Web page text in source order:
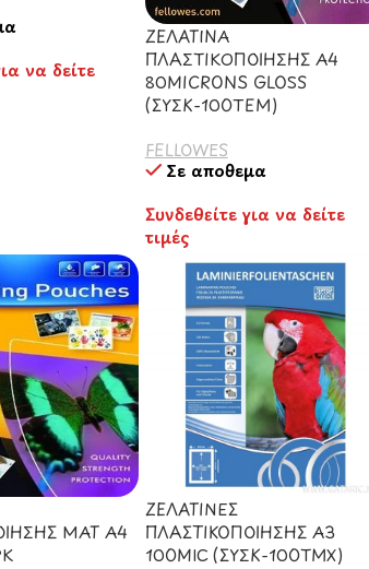
να δείτε
ΖΕΛΑΤΙΝΑ
ΠΛΑΣΤΙKOΠΟΙΗΣΗΣ Α4
80MICRONS GLOSS
(ΣΥΣΚ-100TEM)
FELLOWES
Σε απόθεμα
Συνδεθείτε για να δείτε
τιμές
ΜΑΤ Α4
ΖΕΛΑΤΙΝΕΣ
ΠΛΑΣΤΙΚΟΠΟΙΗΣΗΣ Α3
100MIC (ΣΥΣΚ-100ΤΜΧ)